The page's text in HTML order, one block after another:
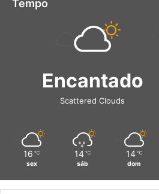
Tempo
Encantado
Scattered Clouds
16 ℃
sex
14 ℃
sáb
14 ℃
dom